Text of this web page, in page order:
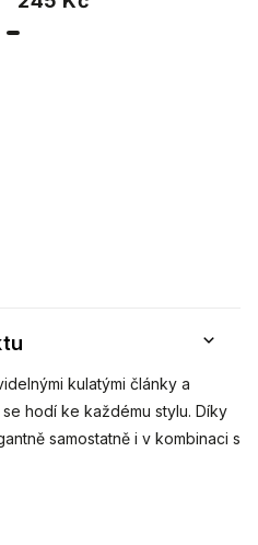
kulatými články a
hodí ke každému stylu. Díky
samostatně i v kombinaci s